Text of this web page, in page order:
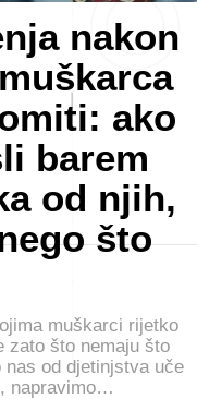
nakon
ako
barem
od njih,
što
muškarci rijetko
zato što nemaju što
nas od djetinjstva uče
napravimo…